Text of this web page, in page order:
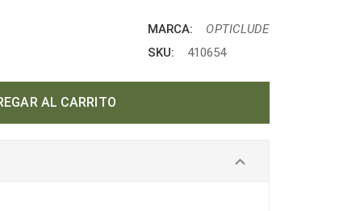
MARCA:
OPTICLUDE
SKU:
410654